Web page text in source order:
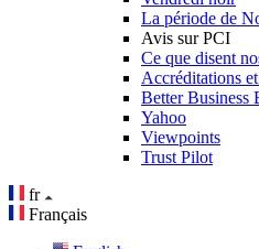
La période de
Avis sur PCI
Ce que disent
Accréditations
Better Business
Yahoo
Viewpoints
Trust Pilot
fr
Français